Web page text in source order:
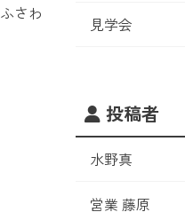
さわ
見学会
投稿者
水野真
営業 藤原